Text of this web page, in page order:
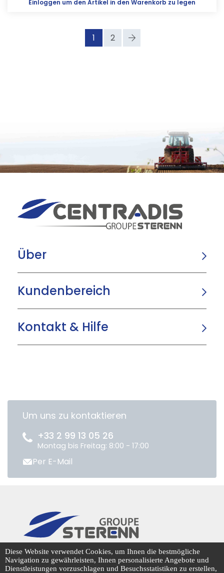
Einloggen um den Artikel in den Warenkorb zu legen
1 2
Über
Kundenbereich
Kontakt & Hilfe
Um uns zu kontaktieren
+33 2 99 13 05 26
Montag bis Freitag: 8:00 - 17:00
Per E-Mail
CENTRADIS © 2026
Diese Website verwendet Cookies, um Ihnen die bestmögliche
Navigation zu gewährleisten, Ihnen personalisierte Angebote und
Dienstleistungen vorzuschlagen und Besuchsstatistiken zu erstellen,